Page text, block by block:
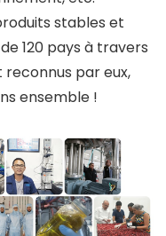
stables et
120 pays à travers
par eux,
ensemble !